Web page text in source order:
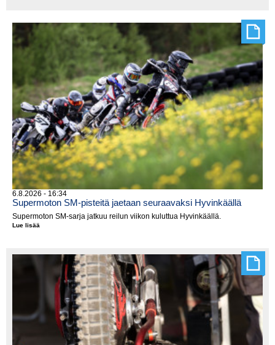
lyhenee
6.8.2026 - 16:34
Supermoton SM-pisteitä jaetaan seuraavaksi Hyvinkäällä
Supermoton SM-sarja jatkuu reilun viikon kuluttua Hyvinkäällä.
Lue lisää
seuraavaksi
Hyvinkäällä